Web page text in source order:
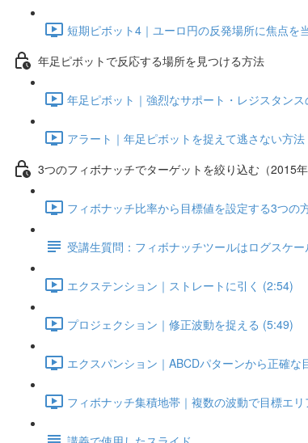
短期ピボット4｜ユーロ円の反発場所に焦点を
年足ピボットで反応する場所を見つける方法
年足ピボット｜強烈なサポート・レジスタン
アラート｜年足ピボットを捉えて逃さない方
3つのフィボナッチでターゲットを絞り込む（2015年
フィボナッチ比率から目標値を設定する3つの
受講生質問：フィボナッチツールはログスケ
エクステンション｜ストレートに引く (2:54)
プロジェクション｜修正波動を捉える (5:49)
エクスパンション｜ABCDパターンから正確な
フィボナッチ集積地帯｜複数の波動で目標エ